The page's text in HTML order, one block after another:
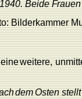
BeideFrauen
Bilderkammer
eineweitere,
demOsten stellt